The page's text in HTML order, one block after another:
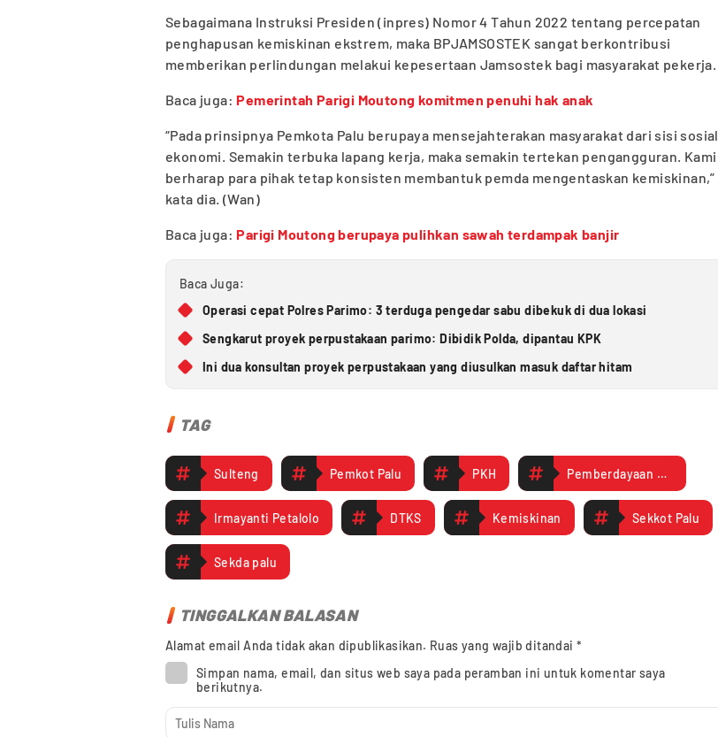
Sebagaimana Instruksi Presiden (inpres) Nomor 4 Tahun 2022 tentang percepatan
penghapusan kemiskinan ekstrem, maka BPJAMSOSTEK sangat berkontribusi
memberikan perlindungan melakui kepesertaan Jamsostek bagi masyarakat pekerja.
Baca juga:Pemerintah Parigi Moutong komitmen penuhi hak anak
“Pada prinsipnya Pemkota Palu berupaya mensejahterakan masyarakat dari sisi sosial
ekonomi. Semakin terbuka lapang kerja, maka semakin tertekan pengangguran. Kami
berharap para pihak tetap konsisten membantuk pemda mengentaskan kemiskinan,”
kata dia. (Wan)
Baca juga:Parigi Moutong berupaya pulihkan sawah terdampak banjir
Baca Juga:
Operasi cepat Polres Parimo: 3 terduga pengedar sabu dibekuk di dua lokasi
Sengkarut proyek perpustakaan parimo: Dibidik Polda, dipantau KPK
Ini dua konsultan proyek perpustakaan yang diusulkan masuk daftar hitam
TAG
Sulteng Pemkot Palu PKH Pemberdayaan UMKM
Irmayanti Petalolo DTKS Kemiskinan Sekkot Palu
Sekda palu
TINGGALKAN BALASAN
Alamat email Anda tidak akan dipublikasikan. Ruas yang wajib ditandai*
Simpan nama, email, dan situs web saya pada peramban ini untuk komentar saya
berikutnya.